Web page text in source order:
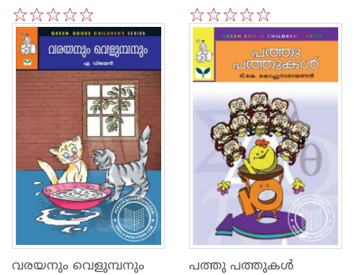
5
4
3
2
1 5
4
3
2
1
വരയനും വെളുമ്പനും പത്തു പത്തുകള്‍